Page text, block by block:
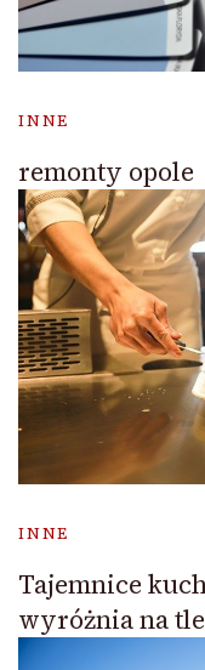
INNE
remonty opole
INNE
Tajemnice
wyróżnia na